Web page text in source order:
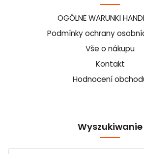
OGÓLNE WARUNKI
Podmínky ochrany
Vše o nákupu
Kontakt
Hodnocení
Wyszukiwanie